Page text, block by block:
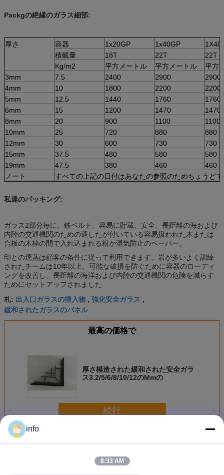
Packgの絶縁のガラス細部:
厚さ 容器 1x20GP 1x40GP
積載量
18T 22T
22T
Kg/m2
平方メートル 平方メートル
平方
3mm
7.5 2400 2900
2900
4mm
10 1800 2200
2200
5mm
12.5 1440 1760
1760
6mm
15 1200 1470
1470
8mm
20 900 1100
1100
10mm
25 720 880
880
12mm
30 600 730
730
15mm
37.5 480 580
580
19mm
47.5 380 460
460
ノート
すべての上記の日付はあなたの参照のためちょうど
私達のパッキング:
ガラス2部分毎に、鉄ベルト、容易に貯蔵、安全、長距離の海および
内陸の交通機関のための適したが付いている容易扱われた木または
合板の木枠の間で入れ込まれる粉か湿気防止のペーパー。
印との燻蒸は顧客の条件に従って利用できます。岩が多いよく訓練
されたチームは10年以上、可能な破損を防ぐために容器のローディ
ングを改善し、長距離の海洋および内陸の交通機関の危険を減らす
ためにセットアップされました
札: 出入口ガラスの挿入物 , 強化安全ガラス ,
緩和されたガラスのパネル
最高の価格で
厚さ模造された緩和された安全ガラ
ス3.2/5/6/8/10/12のMmの
続行
多く強化安全ガラス
info
8:33 AM